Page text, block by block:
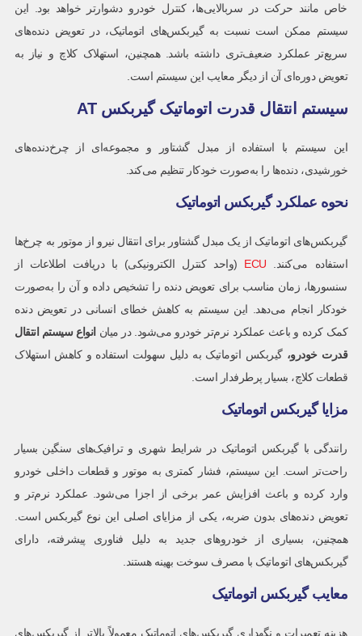
خاص مانند حرکت در سربالایی‌ها، کنترل خودرو دشوارتر خواهد بود. این
سیستم ممکن است نسبت به گیربکس‌های اتوماتیک، در تعویض دنده‌های
سریع‌تر عملکرد ضعیف‌تری داشته باشد. همچنین، استهلاک کلاچ و نیاز به
تعویض دوره‌ای آن از دیگر معایب این سیستم است.
سیستم انتقال قدرت اتوماتیک گیربکس AT
این سیستم با استفاده از مبدل گشتاور و مجموعه‌ای از چرخ‌دنده‌های
خورشیدی، دنده‌ها را به‌صورت خودکار تنظیم می‌کند.
نحوه عملکرد گیربکس اتوماتیک
گیربکس‌های اتوماتیک از یک مبدل گشتاور برای انتقال نیرو از موتور به چرخ‌ها
استفاده می‌کنند. ECU (واحد کنترل الکترونیکی) با دریافت اطلاعات از
سنسورها، زمان مناسب برای تعویض دنده را تشخیص داده و آن را به‌صورت
خودکار انجام می‌دهد. این سیستم به کاهش خطای انسانی در تعویض دنده
کمک کرده و باعث عملکرد نرم‌تر خودرو می‌شود. در میان انواع سیستم انتقال
قدرت خودرو، گیربکس اتوماتیک به دلیل سهولت استفاده و کاهش استهلاک
قطعات کلاچ، بسیار پرطرفدار است.
مزایا گیربکس اتوماتیک
رانندگی با گیربکس اتوماتیک در شرایط شهری و ترافیک‌های سنگین بسیار
راحت‌تر است. این سیستم، فشار کمتری به موتور و قطعات داخلی خودرو
وارد کرده و باعث افزایش عمر برخی از اجزا می‌شود. عملکرد نرم‌تر و
تعویض دنده‌های بدون ضربه، یکی از مزایای اصلی این نوع گیربکس است.
همچنین، بسیاری از خودروهای جدید به دلیل فناوری پیشرفته، دارای
گیربکس‌های اتوماتیک با مصرف سوخت بهینه هستند.
معایب گیربکس اتوماتیک
هزینه تعمیرات و نگهداری گیربکس‌های اتوماتیک معمولاً بالاتر از گیربکس‌های